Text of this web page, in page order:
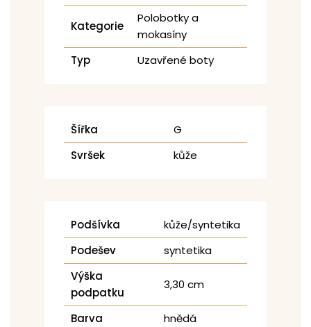
Kategorie
Polobotky a
mokasíny
Typ
Uzavřené boty
Šířka
G
Svršek
kůže
Podšívka
kůže/syntetika
Podešev
syntetika
Výška
podpatku
3,30 cm
Barva hnědá